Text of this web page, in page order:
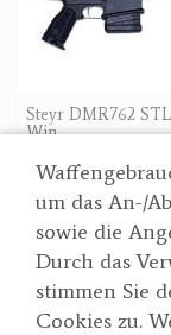
um das An-/
sowie die
Durch das
stimmen Sie
Cookies zu.
Steyr DMR762
Win
Suche
Partner